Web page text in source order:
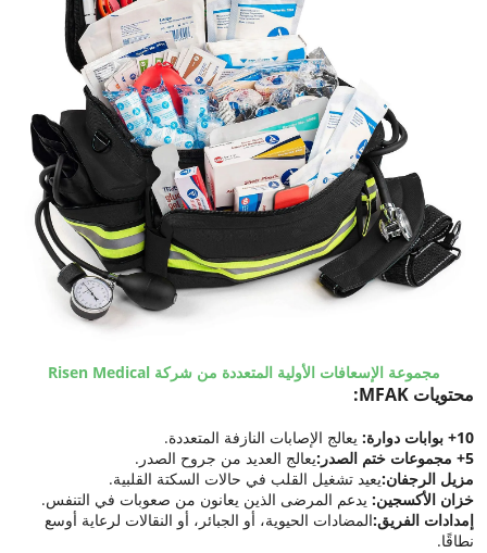
مجموعة الإسعافات الأولية المتعددة من شركة Risen Medical
محتويات MFAK:
10+ بوابات دوارة:
يعالج الإصابات النازفة المتعددة.
5+ مجموعات ختم الصدر:
يعالج العديد من جروح الصدر.
مزيل الرجفان:يعيد تشغيل القلب في حالات السكتة القلبية.
خزان الأكسجين: يدعم المرضى الذين يعانون من صعوبات في التنفس.
إمدادات الفريق:المضادات الحيوية، أو الجبائر، أو النقالات لرعاية أوسع
نطاقًا.